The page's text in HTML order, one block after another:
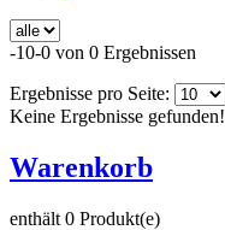
-10-0 von 0 Ergebnissen
Ergebnisse pro Seite:
Keine Ergebnisse gefunden!
Warenkorb
enthält 0 Produkt(e)